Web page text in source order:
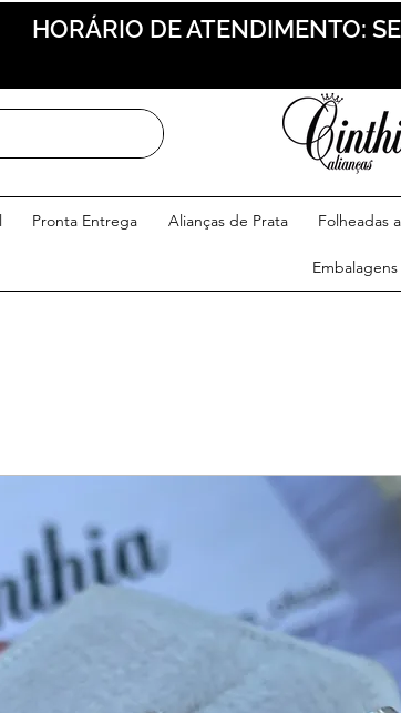
HORÁRIO DE ATENDIMENTO:
Pronta Entrega Alianças de Prata Folheadas
Embalagens